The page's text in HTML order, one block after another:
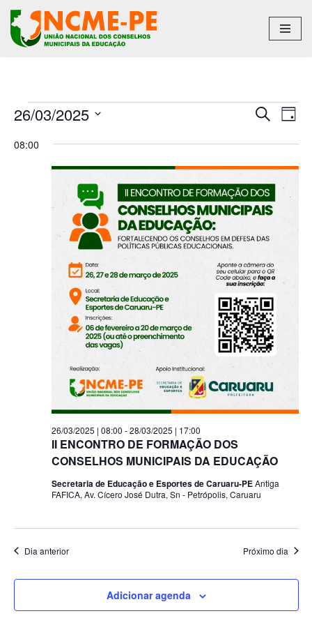
Pular
e
de
visuais
de
Procurar
eventos
Dia
26/03/2025
a
08:00
II ENCONTRO DE FORMAÇÃO DOS
CONSELHOS MUNICIPAIS DA EDUCAÇÃO
26/03/2025 | 08:00 -28/03/2025 | 17:00
Secretaria de Educação e Esportes de Caruaru-PEAntiga
FAFICA, Av. Cícero José Dutra, Sn - Petrópolis, Caruaru
Dia anterior Próximo dia
Adicionar agenda